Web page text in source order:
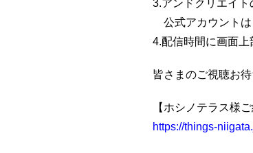
3.アンドクリエイ
公式アカウント
4.配信時間に画面
皆さまのご視聴お待
【ホシノテラス様
https://things-